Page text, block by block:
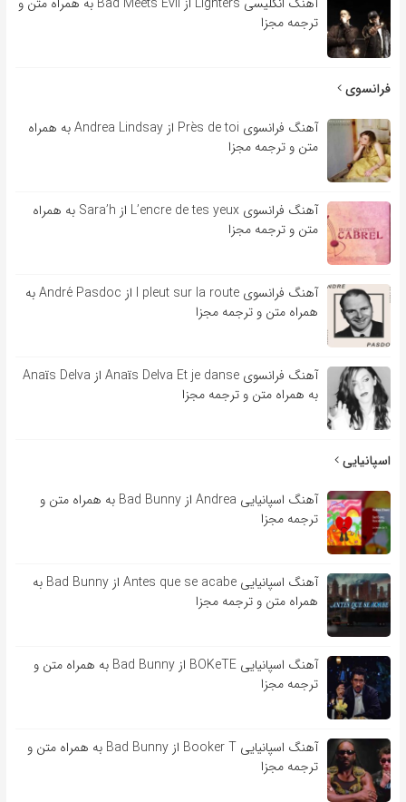
ترجمه مجزا
فرانسوی
آهنگ فرانسوی Près de toi از Andrea Lindsay به همراه
متن و ترجمه مجزا
آهنگ فرانسوی L’encre de tes yeux از Sara’h به همراه
متن و ترجمه مجزا
آهنگ فرانسوی l pleut sur la route از André Pasdoc به
همراه متن و ترجمه مجزا
آهنگ فرانسوی Anaïs Delva Et je danse از Anaïs Delva
به همراه متن و ترجمه مجزا
اسپانیایی
آهنگ اسپانیایی Andrea از Bad Bunny به همراه متن و
ترجمه مجزا
آهنگ اسپانیایی Antes que se acabe از Bad Bunny به
همراه متن و ترجمه مجزا
آهنگ اسپانیایی BOKeTE از Bad Bunny به همراه متن و
ترجمه مجزا
آهنگ اسپانیایی Booker T از Bad Bunny به همراه متن و
ترجمه مجزا